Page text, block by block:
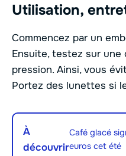
Utilisation,
Commencez par un
Ensuite, testez sur
pression. Ainsi, vous
Portez des lunettes si
À
découvrir
Café glacé
euros cet été